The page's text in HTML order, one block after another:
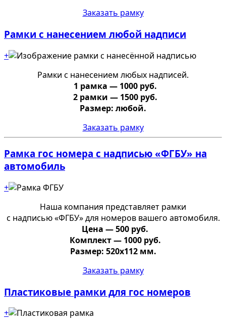
Заказать рамку
Рамки с нанесением любой надписи
+
Рамки с нанесением любых надписей.
1 рамка — 1000 руб.
2 рамки — 1500 руб.
Размер: любой.
Заказать рамку
Рамка гос номера с надписью «ФГБУ» на
автомобиль
+
Наша компания представляет рамки
с надписью «ФГБУ» для номеров вашего автомобиля.
Цена — 500 руб.
Комплект — 1000 руб.
Размер: 520х112 мм.
Заказать рамку
Пластиковые рамки для гос номеров
+